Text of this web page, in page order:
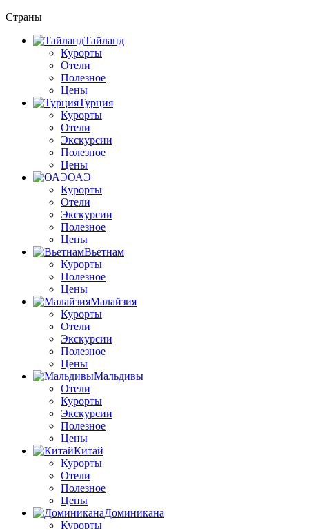
Страны
Тайланд
Курорты
Отели
Полезное
Цены
Турция
Курорты
Отели
Экскурсии
Полезное
Цены
ОАЭ
Курорты
Отели
Экскурсии
Полезное
Цены
Вьетнам
Курорты
Полезное
Цены
Малайзия
Курорты
Отели
Экскурсии
Полезное
Цены
Мальдивы
Отели
Курорты
Экскурсии
Полезное
Цены
Китай
Курорты
Отели
Полезное
Цены
Доминикана
Курорты